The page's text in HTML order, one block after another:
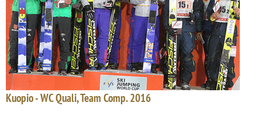
Kuopio - WC Quali, Team Comp. 2016